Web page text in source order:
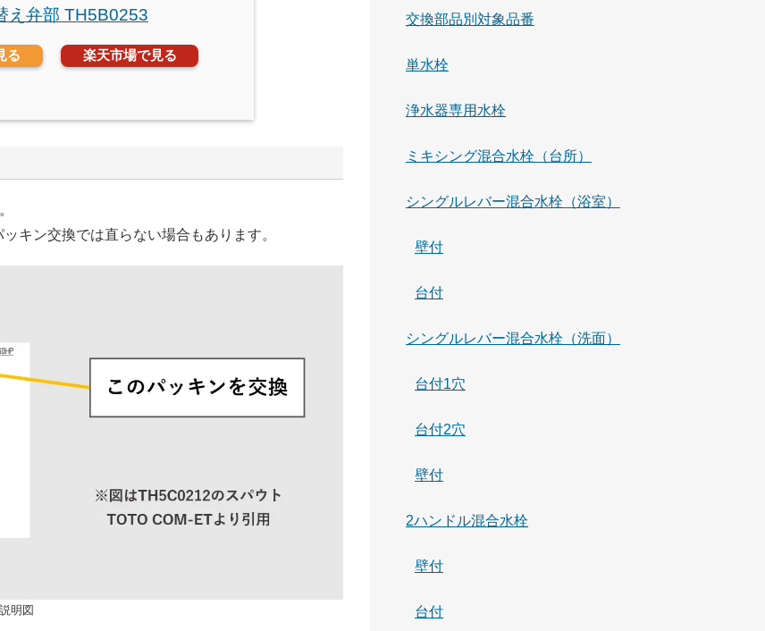
え弁部 TH5B0253
る 楽天市場で見る
キン交換では直らない場合もあります。
明図
交換部品別対象品番
単水栓
浄水器専用水栓
ミキシング混合水栓（台所）
シングルレバー混合水栓（浴室）
壁付
台付
シングルレバー混合水栓（洗面）
台付1穴
台付2穴
壁付
2ハンドル混合水栓
壁付
台付